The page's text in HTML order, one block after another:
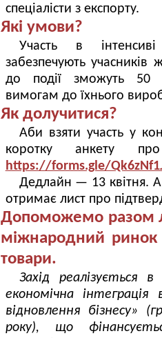
спеціалісти з експорту.
Які умови?
Участь в
забезпечують
до події зможуть 50
вимогам до їхнього
Як долучитися?
Аби взяти участь у
коротку анкету
https://forms.gle/
Дедлайн — 13 квітня.
отримає лист про
Допоможемо разом
міжнародний ринок
товари.
Захід реалізується
економічна
відновлення бізнесу»
року), що